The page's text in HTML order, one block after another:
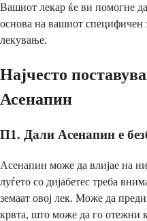
Вашиот лекар ќе ви помогне
основа на вашиот специфичен
лекување.
Најчесто
Асенапин
П1. Дали Асенапин е
Асенапин може да влијае на
луѓето со дијабетес треба
земаат овој лек. Може да
крвта, што може да го отежни